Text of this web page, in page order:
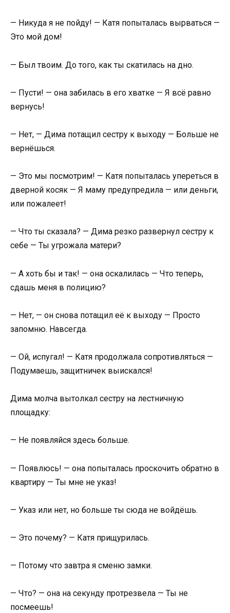
— Никуда я не пойду! — Катя попыталась вырваться —
Это мой дом!
— Был твоим. До того, как ты скатилась на дно.
— Пусти! — она забилась в его хватке — Я всё равно
вернусь!
— Нет, — Дима потащил сестру к выходу — Больше не
вернёшься.
— Это мы посмотрим! — Катя попыталась упереться в
дверной косяк — Я маму предупредила — или деньги,
или пожалеет!
— Что ты сказала? — Дима резко развернул сестру к
себе — Ты угрожала матери?
— А хоть бы и так! — она оскалилась — Что теперь,
сдашь меня в полицию?
— Нет, — он снова потащил её к выходу — Просто
запомню. Навсегда.
— Ой, испугал! — Катя продолжала сопротивляться —
Подумаешь, защитничек выискался!
Дима молча вытолкал сестру на лестничную
площадку:
— Не появляйся здесь больше.
— Появлюсь! — она попыталась проскочить обратно в
квартиру — Ты мне не указ!
— Указ или нет, но больше ты сюда не войдёшь.
— Это почему? — Катя прищурилась.
— Потому что завтра я сменю замки.
— Что? — она на секунду протрезвела — Ты не
посмеешь!